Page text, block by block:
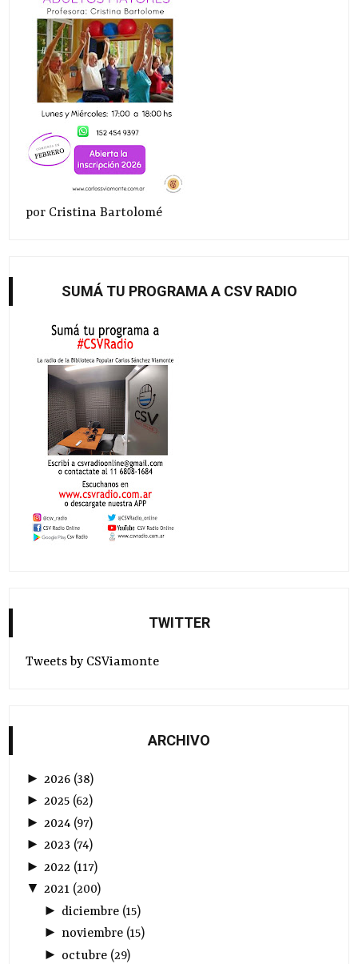
por Cristina Bartolomé
SUMÁ TU PROGRAMA A CSV RADIO
TWITTER
Tweets by CSViamonte
ARCHIVO
► 2026 (38)
►2025 (62)
► 2024 (97)
►2023 (74)
► 2022 (117)
▼2021 (200)
► diciembre(15)
► noviembre(15)
► octubre(29)